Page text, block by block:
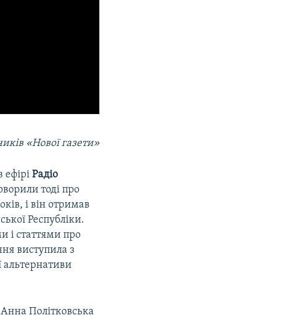
«Нової газети»
ефіріРадіо
тоді про
і він отримав
Республіки.
і статтями про
виступила з
Політковська